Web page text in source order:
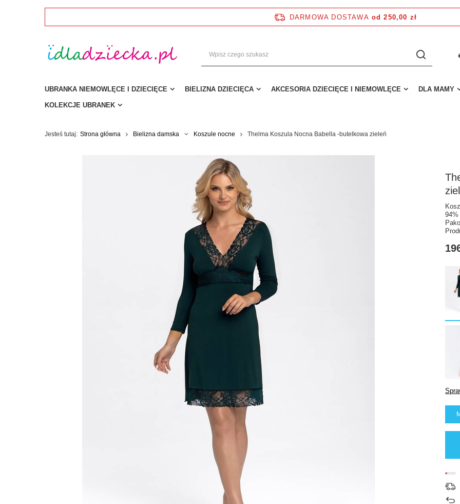
DARMOWA DOSTAWA od 250,00 zł
UBRANKA NIEMOWLĘCE I DZIECIĘCE BIELIZNA DZIECIĘCA AKCESORIA DZIECIĘCE I NIEMOWLĘCE DLA MAMY
KOLEKCJE UBRANEK
Jesteś tutaj: Strona główna Bielizna damska Koszule nocne Thelma Koszula Nocna Babella -butelkowa zieleń